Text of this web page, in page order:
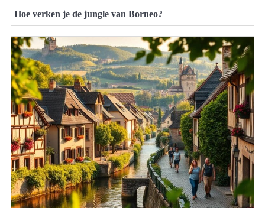
Hoe verken je de jungle van Borneo?